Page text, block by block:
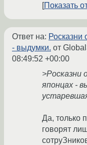
Показать
Ответ на: Росказни
- выдумки. от
08:49:52 +00:00
>Росказни
японцах -
Да, только
говорят